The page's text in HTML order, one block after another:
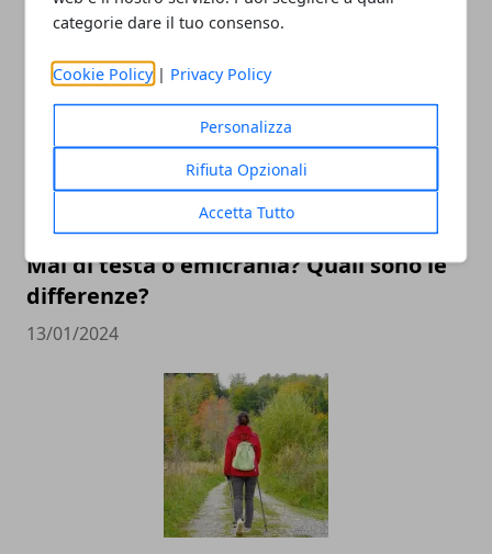
categorie dare il tuo consenso.
Cookie Policy | Privacy Policy
Personalizza
Rifiuta Opzionali
Accetta Tutto
ARTICOLI CORRELATI
Mal di testa o emicrania? Quali sono le
differenze?
13/01/2024